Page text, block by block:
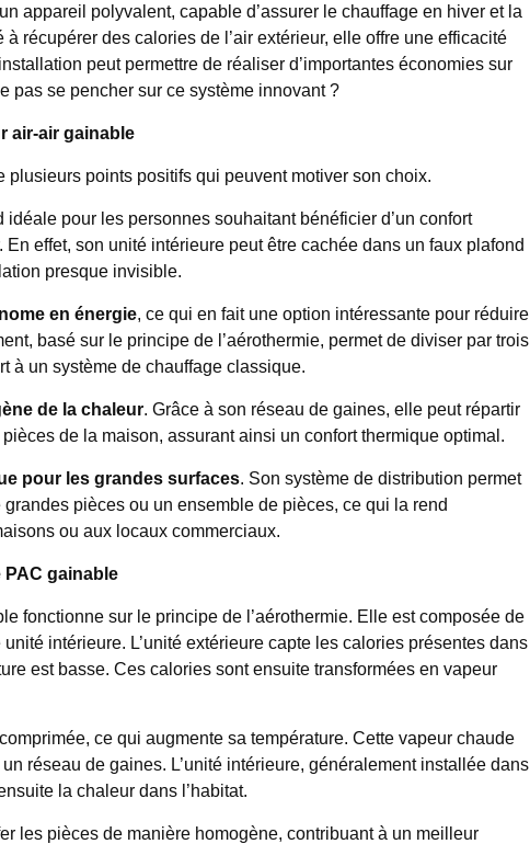
appareil polyvalent, capable d’assurer le chauffage en hiver et la
récupérer des calories de l’air extérieur, elle offre une efficacité
peut permettre de réaliser d’importantes économies sur
pas se pencher sur ce système innovant ?
air-air gainable
plusieurs points positifs qui peuvent motiver son choix.
idéale pour les personnes souhaitant bénéficier d’un confort
effet, son unité intérieure peut être cachée dans un faux plafond
presque invisible.
en énergie, ce qui en fait une option intéressante pour réduire
basé sur le principe de l’aérothermie, permet de diviser par trois
à un système de chauffage classique.
de la chaleur. Grâce à son réseau de gaines, elle peut répartir
pièces de la maison, assurant ainsi un confort thermique optimal.
pour les grandes surfaces. Son système de distribution permet
pièces ou un ensemble de pièces, ce qui la rend
ou aux locaux commerciaux.
PAC gainable
fonctionne sur le principe de l’aérothermie. Elle est composée de
intérieure. L’unité extérieure capte les calories présentes dans
est basse. Ces calories sont ensuite transformées en vapeur
ce qui augmente sa température. Cette vapeur chaude
réseau de gaines. L’unité intérieure, généralement installée dans
la chaleur dans l’habitat.
les pièces de manière homogène, contribuant à un meilleur